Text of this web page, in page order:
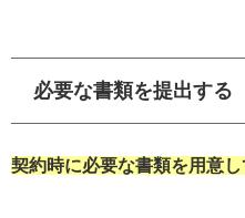
必要な書類を提出する
契約時に必要な書類を用意し